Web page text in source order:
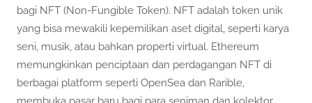
bagi NFT (Non-Fungible Token). NFT adalah token unik
yang bisa mewakili kepemilikan aset digital, seperti karya
seni, musik, atau bahkan properti virtual. Ethereum
memungkinkan penciptaan dan perdagangan NFT di
berbagai platform seperti OpenSea dan Rarible,